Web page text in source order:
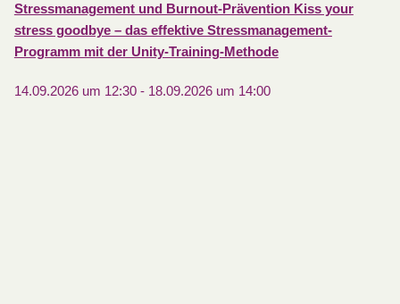
Stressmanagement und Burnout-Prävention Kiss your
stress goodbye – das effektive Stressmanagement-
Programm mit der Unity-Training-Methode
14.09.2026 um 12:30- 18.09.2026 um 14:00